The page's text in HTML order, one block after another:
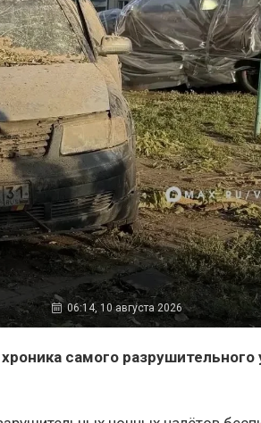
06:14, 10 августа 2026
самого разрушительного